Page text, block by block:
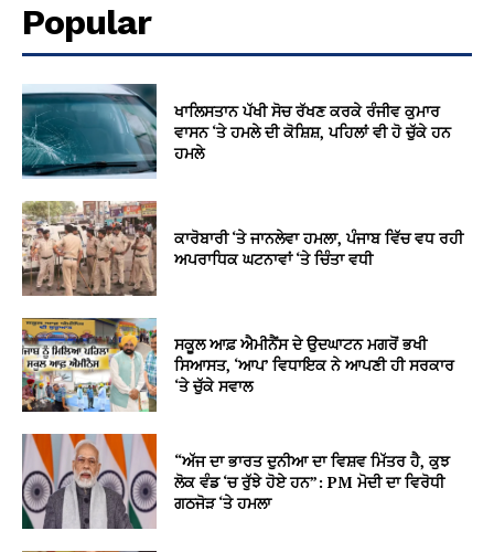
Popular
ਖਾਲਿਸਤਾਨ ਪੱਖੀ ਸੋਚ ਰੱਖਣ ਕਰਕੇ ਰੰਜੀਵ ਕੁਮਾਰ
ਵਾਸਨ ‘ਤੇ ਹਮਲੇ ਦੀ ਕੋਸ਼ਿਸ਼, ਪਹਿਲਾਂ ਵੀ ਹੋ ਚੁੱਕੇ ਹਨ
ਹਮਲੇ
ਕਾਰੋਬਾਰੀ ‘ਤੇ ਜਾਨਲੇਵਾ ਹਮਲਾ, ਪੰਜਾਬ ਵਿੱਚ ਵਧ ਰਹੀ
ਅਪਰਾਧਿਕ ਘਟਨਾਵਾਂ ‘ਤੇ ਚਿੰਤਾ ਵਧੀ
ਸਕੂਲ ਆਫ਼ ਐਮੀਨੈਂਸ ਦੇ ਉਦਘਾਟਨ ਮਗਰੋਂ ਭਖੀ
ਸਿਆਸਤ, ‘ਆਪ’ ਵਿਧਾਇਕ ਨੇ ਆਪਣੀ ਹੀ ਸਰਕਾਰ
‘ਤੇ ਚੁੱਕੇ ਸਵਾਲ
“ਅੱਜ ਦਾ ਭਾਰਤ ਦੁਨੀਆ ਦਾ ਵਿਸ਼ਵ ਮਿੱਤਰ ਹੈ, ਕੁਝ
ਲੋਕ ਵੰਡ ‘ਚ ਰੁੱਝੇ ਹੋਏ ਹਨ”: PM ਮੋਦੀ ਦਾ ਵਿਰੋਧੀ
ਗਠਜੋੜ ‘ਤੇ ਹਮਲਾ